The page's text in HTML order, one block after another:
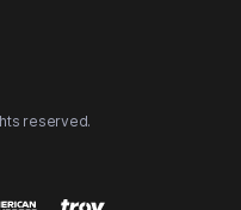
reserved.